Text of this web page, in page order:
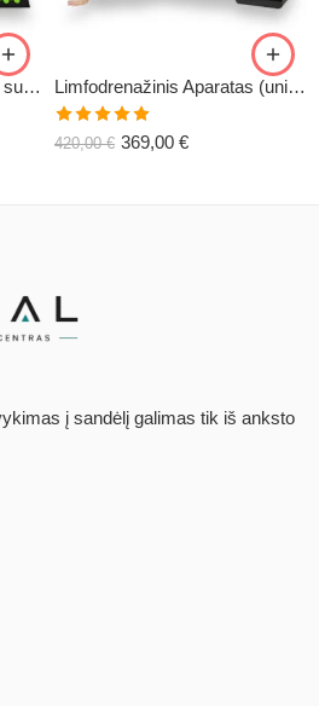
Didelis Masažinis Kilimėlis su Pagalve XL-CLASSIC1 Limfodrenažinis Aparatas (universalus) C6
Įvertinimas:
5.00
420,00€ 369,00 €
į sandėlį galimas tik iš anksto